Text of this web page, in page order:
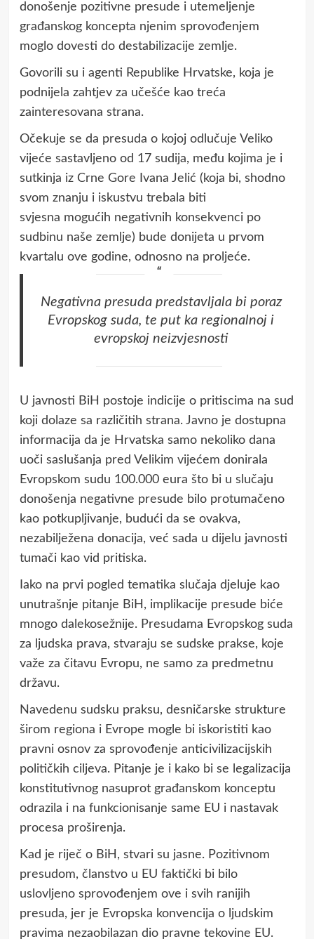
donošenje pozitivne presude i utemeljenje
građanskog koncepta njenim sprovođenjem
moglo dovesti do destabilizacije zemlje.
Govorili su i agenti Republike Hrvatske, koja je
podnijela zahtjev za učešće kao treća
zainteresovana strana.
Očekuje se da presuda o kojoj odlučuje Veliko
vijeće sastavljeno od 17 sudija, među kojima je i
sutkinja iz Crne Gore Ivana Jelić (koja bi, shodno
svom znanju i iskustvu trebala biti
svjesna mogućih negativnih konsekvenci po
sudbinu naše zemlje) bude donijeta u prvom
kvartalu ove godine, odnosno na proljeće.
Negativna presuda predstavljala bi poraz
Evropskog suda, te put ka regionalnoj i
evropskoj neizvjesnosti
U javnosti BiH postoje indicije o pritiscima na sud
koji dolaze sa različitih strana. Javno je dostupna
informacija da je Hrvatska samo nekoliko dana
uoči saslušanja pred Velikim vijećem donirala
Evropskom sudu 100.000 eura što bi u slučaju
donošenja negativne presude bilo protumačeno
kao potkupljivanje, budući da se ovakva,
nezabilježena donacija, već sada u dijelu javnosti
tumači kao vid pritiska.
Iako na prvi pogled tematika slučaja djeluje kao
unutrašnje pitanje BiH, implikacije presude biće
mnogo dalekosežnije. Presudama Evropskog suda
za ljudska prava, stvaraju se sudske prakse, koje
važe za čitavu Evropu, ne samo za predmetnu
državu.
Navedenu sudsku praksu, desničarske strukture
širom regiona i Evrope mogle bi iskoristiti kao
pravni osnov za sprovođenje anticivilizacijskih
političkih ciljeva. Pitanje je i kako bi se legalizacija
konstitutivnog nasuprot građanskom konceptu
odrazila i na funkcionisanje same EU i nastavak
procesa proširenja.
Kad je riječ o BiH, stvari su jasne. Pozitivnom
presudom, članstvo u EU faktički bi bilo
uslovljeno sprovođenjem ove i svih ranijih
presuda, jer je Evropska konvencija o ljudskim
pravima nezaobilazan dio pravne tekovine EU.